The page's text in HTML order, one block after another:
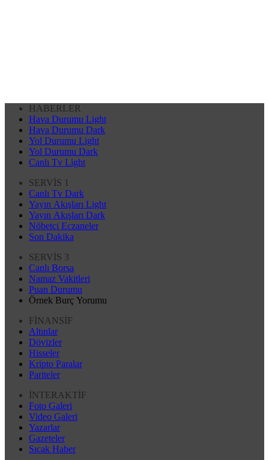
HABERLER
Hava Durumu Light
Hava Durumu Dark
Yol Durumu Light
Yol Durumu Dark
Canlı Tv Light
SERVİS 1
Canlı Tv Dark
Yayın Akışları Light
Yayın Akışları Dark
Nöbetçi Eczaneler
Son Dakika
SERVİS 3
Canlı Borsa
Namaz Vakitleri
Puan Durumu
Örnek Burç Yorumu
FİNANSİF
Altınlar
Dövizler
Hisseler
Kripto Paralar
Pariteler
İNTERAKTİF
Foto Galeri
Video Galeri
Yazarlar
Gazeteler
Sıcak Haber